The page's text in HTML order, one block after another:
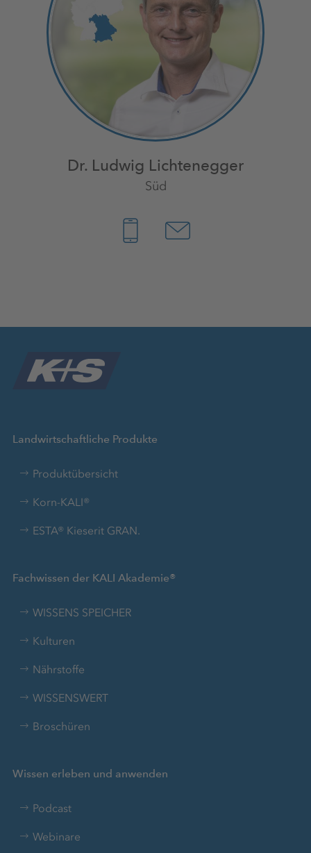
Dr. Ludwig Lichtenegger
Süd
Landwirtschaftliche Produkte
Produktübersicht
Korn-KALI®
ESTA® Kieserit GRAN.
Fachwissen der KALI Akademie®
WISSENS SPEICHER
Kulturen
Nährstoffe
WISSENSWERT
Broschüren
Wissen erleben und anwenden
Podcast
Webinare